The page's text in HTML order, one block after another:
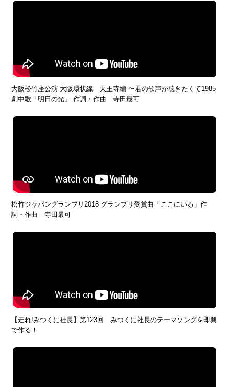
大阪松竹座公演 大阪環状線 天王寺編 〜君の歌声が聴きたくて1985
劇中歌「明日の光」 作詞・作曲 寺田最可
松竹ジャパングランプリ2018 グランプリ受賞曲「ここにいる」作
詞・作曲 寺田最可
【走れ!みつくに社長】第123回 みつくに社長のテーマソングを即興
で作る！